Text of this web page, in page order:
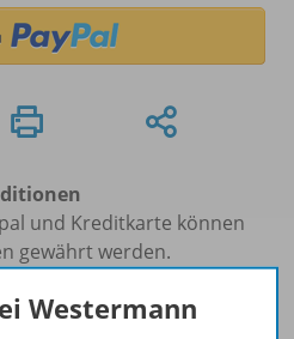
und Kreditkarte können
gewährt werden.
Preis zu sehen,melden Sie
Westermann